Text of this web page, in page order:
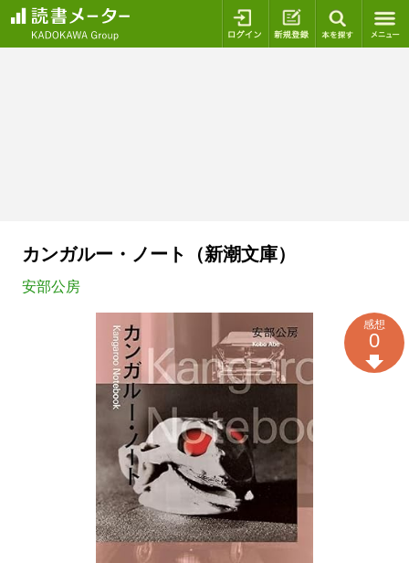
ログイン 新規登録
カンガルー・ノート（新潮文庫）
安部公房
感想
0